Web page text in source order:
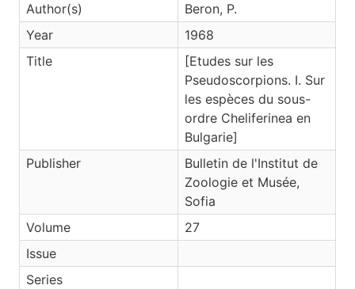
Author(s)
Beron, P.
Year
1968
Title
[Etudes sur les
Pseudoscorpions. I. Sur
les espèces du sous-
ordre Cheliferinea en
Bulgarie]
Publisher
Bulletin de l'Institut de
Zoologie et Musée,
Sofia
Volume
27
Issue
Series